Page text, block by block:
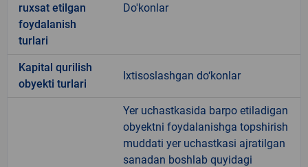
ruxsat etilgan
foydalanish
turlari
Do'konlar
Kapital qurilish
obyekti turlari
Ixtisoslashgan do‘konlar
Yer uchastkasida barpo etiladigan
obyektni foydalanishga topshirish
muddati yer uchastkasi ajratilgan
sanadan boshlab quyidagi